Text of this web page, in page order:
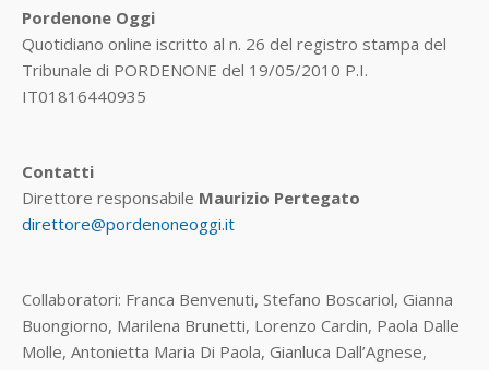
Pordenone Oggi
Quotidiano online iscritto al n. 26 del registro stampa del
Tribunale di PORDENONE del 19/05/2010 P.I.
IT01816440935
Contatti
Direttore responsabile Maurizio Pertegato
direttore@pordenoneoggi.it
Collaboratori: Franca Benvenuti, Stefano Boscariol, Gianna
Buongiorno, Marilena Brunetti, Lorenzo Cardin, Paola Dalle
Molle, Antonietta Maria Di Paola, Gianluca Dall’Agnese,